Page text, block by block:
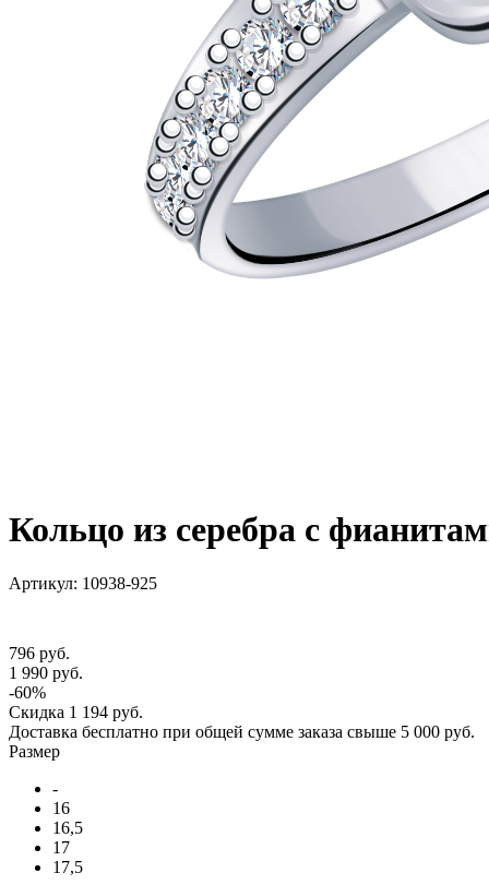
Кольцо из серебра с
Артикул: 10938-925
796 руб.
1 990 руб.
-60%
Скидка 1 194 руб.
Доставка бесплатно при общей сумме заказа свыше 5 000 руб.
Размер
-
16
16,5
17
17,5